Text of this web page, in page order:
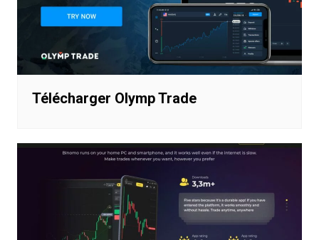
Télécharger Olymp Trade